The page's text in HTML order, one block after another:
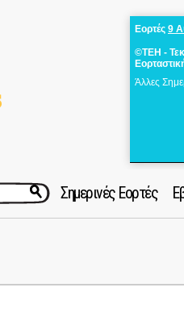
Εορτές 9
©ΤΕΗ -
Άλλες
Σημερινές Εορτές